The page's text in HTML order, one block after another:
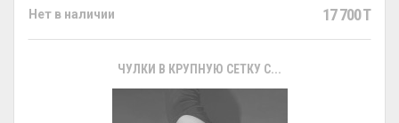
Нет в наличии 17 700 T
ЧУЛКИ В КРУПНУЮ СЕТКУ С...